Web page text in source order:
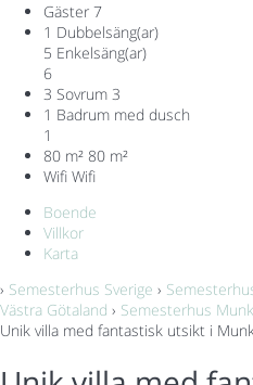
Gäster 7
1 Dubbelsäng(ar)
5 Enkelsäng(ar)
6
3 Sovrum 3
1 Badrum med dusch
1
80 m² 80 m²
Wifi Wifi
Boende
Villkor
Karta
› Semesterhus Sverige ›
Västra Götaland › Semesterhus
Unik villa med fantastisk utsikt i